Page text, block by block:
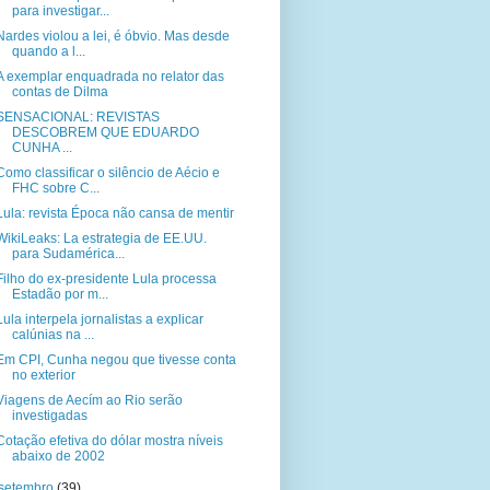
para investigar...
violou a lei, é óbvio. Mas desde
quando a l...
exemplar enquadrada no relator das
contas de Dilma
REVISTAS
DESCOBREM QUE EDUARDO
CUNHA ...
classificar o silêncio de Aécio e
FHC sobre C...
revista Época não cansa de mentir
La estrategia de EE.UU.
para Sudamérica...
do ex-presidente Lula processa
Estadão por m...
interpela jornalistas a explicar
calúnias na ...
CPI, Cunha negou que tivesse conta
no exterior
de Aecím ao Rio serão
investigadas
efetiva do dólar mostra níveis
abaixo de 2002